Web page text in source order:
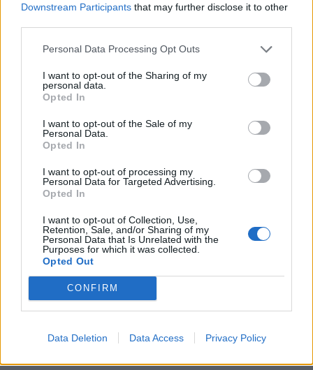
Downstream Participants that may further disclose it to other
Personal Data Processing Opt Outs
I want to opt-out of the Sharing of my
personal data.
Opted In
I want to opt-out of the Sale of my
Personal Data.
Opted In
I want to opt-out of processing my
Personal Data for Targeted Advertising.
Opted In
I want to opt-out of Collection, Use,
Retention, Sale, and/or Sharing of my
Personal Data that Is Unrelated with the
Purposes for which it was collected.
Opted Out
CONFIRM
Data Deletion Data Access Privacy Policy